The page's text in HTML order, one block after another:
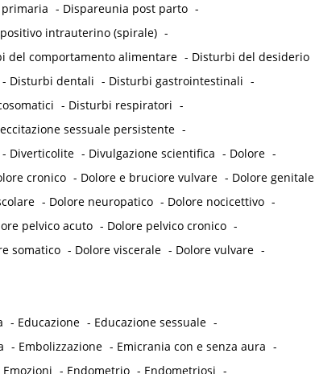
- Dispareunia post parto -
intrauterino (spirale) -
del comportamento alimentare - Disturbi del desiderio
- Disturbi dentali - Disturbi gastrointestinali -
- Disturbi respiratori -
sessuale persistente -
- Diverticolite - Divulgazione scientifica - Dolore -
cronico - Dolore e bruciore vulvare - Dolore genitale
- Dolore neuropatico - Dolore nocicettivo -
pelvico acuto - Dolore pelvico cronico -
somatico - Dolore viscerale - Dolore vulvare -
- Educazione - Educazione sessuale -
- Embolizzazione - Emicrania con e senza aura -
Emozioni - Endometrio - Endometriosi -